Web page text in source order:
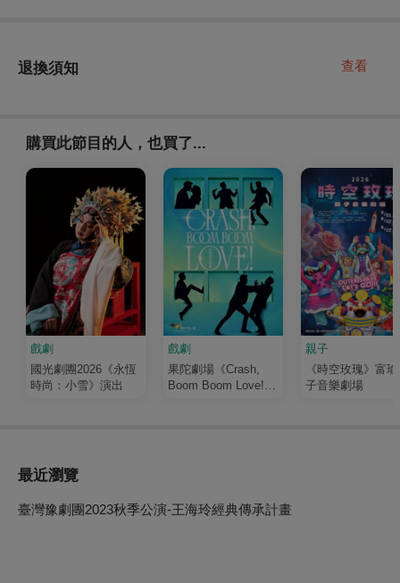
退換須知 查看
購買此節目的人，也買了...
戲劇
國光劇團2026《永恆
時尚：小雪》演出
戲劇
果陀劇場《Crash,
Boom Boom Love!》
親子
《時空玫瑰》富
子音樂劇場
最近瀏覽
臺灣豫劇團2023秋季公演-王海玲經典傳承計畫